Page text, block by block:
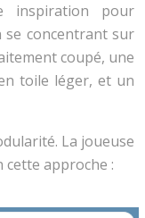
inspiration pour
se concentrant sur
coupé, une
toile léger, et un
La joueuse
cette approche :